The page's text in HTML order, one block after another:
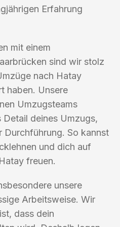
Erfahrung
mit einem
sind wir stolz
nach Hatay
haben. Unsere
Umzugsteams
Detail deines Umzugs,
Durchführung. So kannst
und dich auf
freuen.
unsere
Arbeitsweise. Wir
dass dein